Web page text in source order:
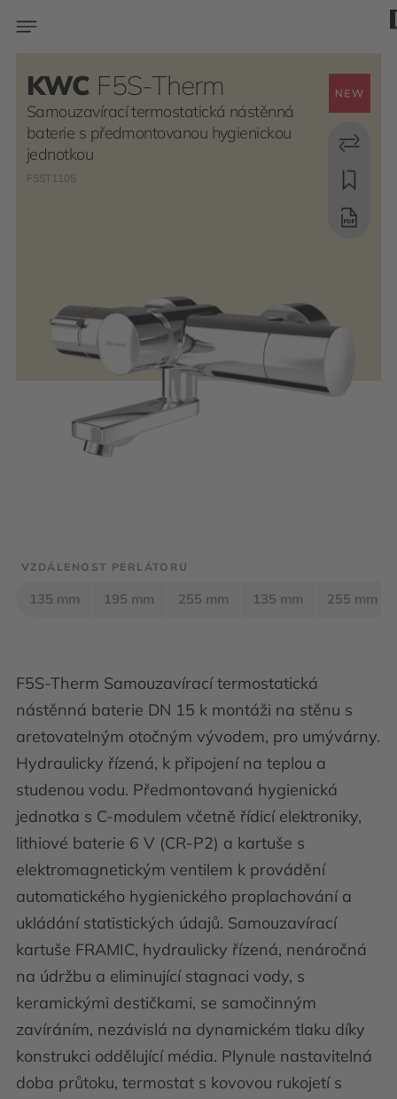
KWC F5S-Therm
Samouzavírací termostatická nástěnná
baterie s předmontovanou hygienickou
jednotkou
F5ST1105
F5S-Therm Samouzavírací termostatická
nástěnná baterie DN 15 k montáži na stěnu s
aretovatelným otočným vývodem, pro umývárny.
Hydraulicky řízená, k připojení na teplou a
studenou vodu. Předmontovaná hygienická
jednotka s C-modulem včetně řídicí elektroniky,
lithiové baterie 6 V (CR-P2) a kartuše s
elektromagnetickým ventilem k provádění
automatického hygienického proplachování a
ukládání statistických údajů. Samouzavírací
kartuše FRAMIC, hydraulicky řízená, nenáročná
na údržbu a eliminující stagnaci vody, s
keramickými destičkami, se samočinným
zavíráním, nezávislá na dynamickém tlaku díky
konstrukci oddělující média. Plynule nastavitelná
doba průtoku, termostat s kovovou rukojetí s
VZDÁLENOST PERLÁTORU
135 mm 195 mm 255 mm 135 mm 255 mm